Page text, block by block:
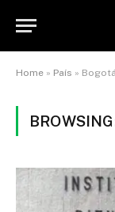
Home » País » Bogotá